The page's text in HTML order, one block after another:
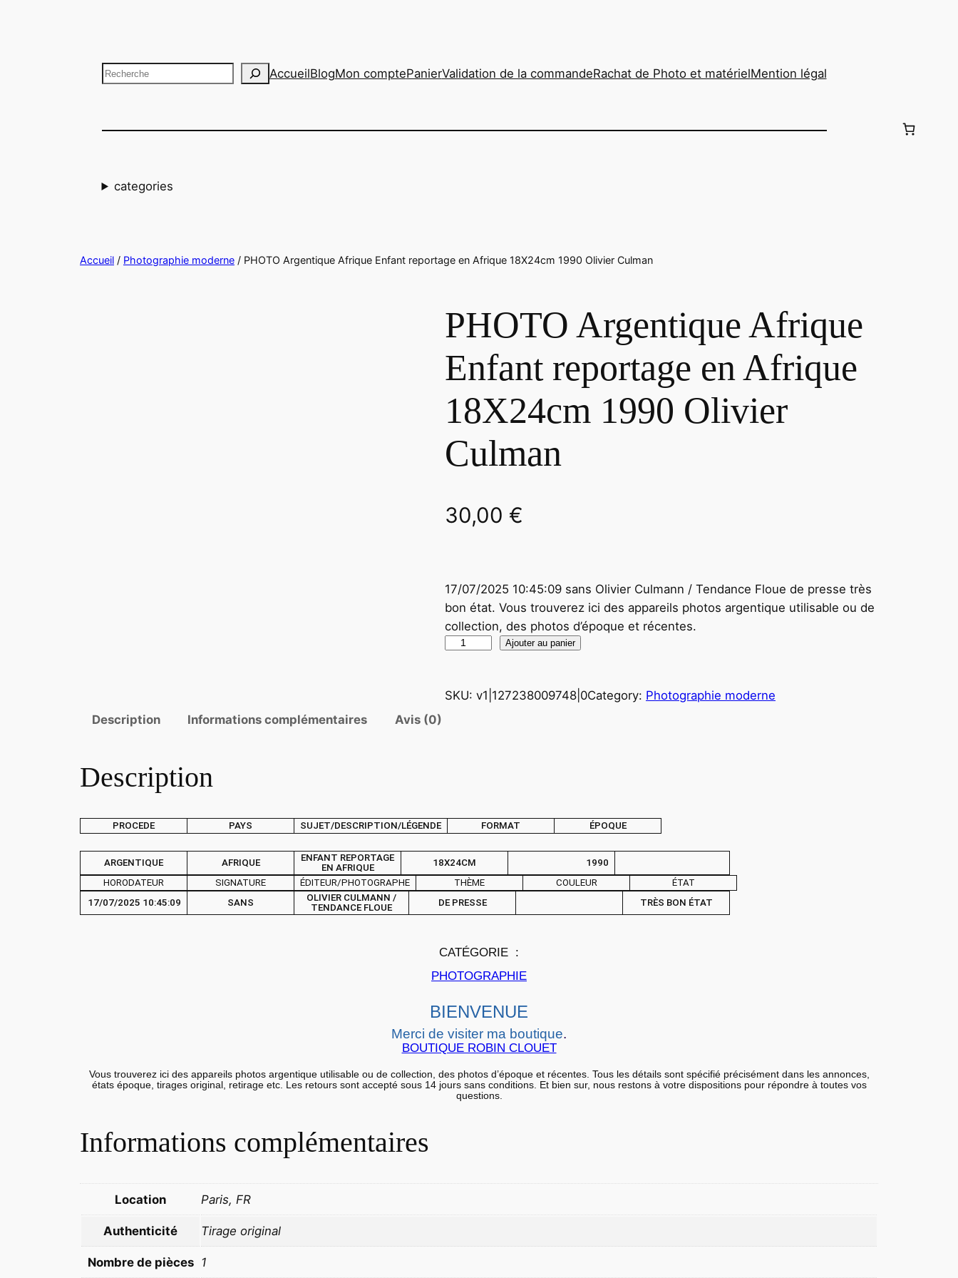
Recherche
AccueilBlogMon comptePanierValidation de la commandeRachat de Photo et matérielMention légal
categories
Accueil / Photographie moderne / PHOTO Argentique Afrique Enfant reportage en Afrique 18X24cm 1990 Olivier Culman
PHOTO Argentique Afrique
Enfant reportage en Afrique
18X24cm 1990 Olivier
Culman
30,00 €
17/07/2025 10:45:09 sans Olivier Culmann / Tendance Floue de presse très
bon état. Vous trouverez ici des appareils photos argentique utilisable ou de
collection, des photos d’époque et récentes.
n
H
O
O
g
e
t
q
u
e
q
e
f
Ajouter au panier
SKU: v1|127238009748|0Category: Photographie moderne
Description
Informations complémentaires Avis (0)
Description
PROCEDE PAYS SUJET/DESCRIPTION/LÉGENDE FORMAT ÉPOQUE
ARGENTIQUE AFRIQUE
ENFANT REPORTAGE
EN AFRIQUE
18X24CM
1990
HORODATEUR
SIGNATURE ÉDITEUR/PHOTOGRAPHE THÈME COULEUR
ÉTAT
17/07/2025 10:45:09
SANS
OLIVIER CULMANN /
TENDANCE FLOUE
DE PRESSE TRÈS BON ÉTAT
CATÉGORIE :
PHOTOGRAPHIE
BIENVENUE
Merci de visiter ma boutique.
BOUTIQUE ROBIN CLOUET
Vous trouverez ici des appareils photos argentique utilisable ou de collection, des photos d’époque et récentes. Tous les détails sont spécifié précisément dans les annonces,
états époque, tirages original, retirage etc. Les retours sont accepté sous 14 jours sans conditions. Et bien sur, nous restons à votre dispositions pour répondre à toutes vos
questions.
Informations complémentaires
Location Paris, FR
Authenticité Tirage original
Nombre de pièces 1